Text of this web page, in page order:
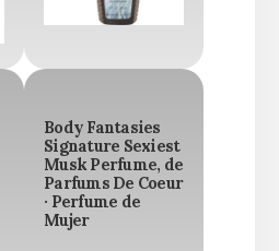
Body Fantasies
Signature Sexiest
Musk Perfume, de
Parfums De Coeur
· Perfume de
Mujer